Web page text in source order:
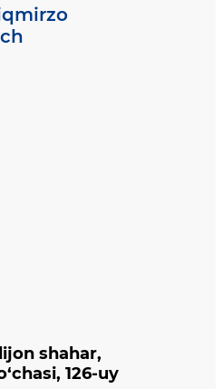
shahar,
126-uy